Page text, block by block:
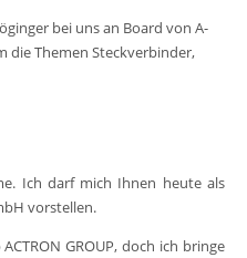
bei uns an Board von A-
die Themen Steckverbinder,
Ich darf mich Ihnen heute als
vorstellen.
GROUP, doch ich bringe